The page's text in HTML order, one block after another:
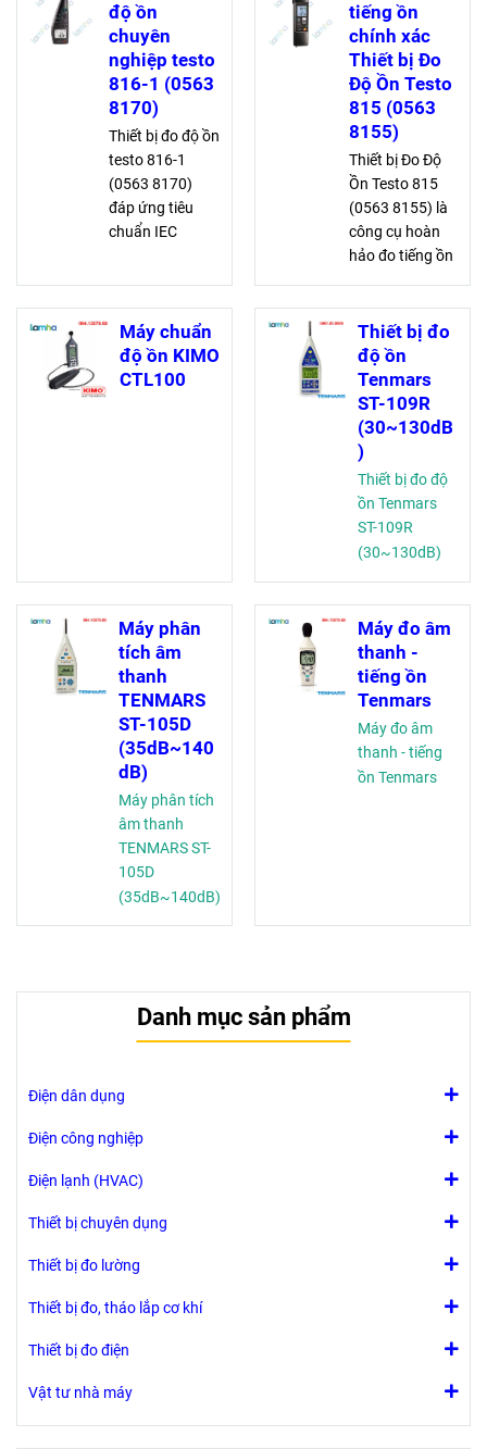
độ ồn
chuyên
nghiệp testo
816-1 (0563
8170)
Thiết bị đo độ ồn
testo 816-1
(0563 8170)
đáp ứng tiêu
chuẩn IEC
kiểm tra ô nhiễm
tiếng ồn với bộ
nhớ đến 31.000
giá trị đo, tích
tiếng ồn
chính xác
Thiết bị Đo
Độ Ồn Testo
815 (0563
8155)
Thiết bị Đo Độ
Ồn Testo 815
(0563 8155) là
công cụ hoàn
hảo đo tiếng ồn
nghiệp, sự kiện,
điều hòa không
khí. Độ chính
xác cao, bền bỉ,
lý tưởng kiểm
soát tiếng ồn
Máy chuẩn
độ ồn KIMO
CTL100
Thiết bị đo
độ ồn
Tenmars
ST-109R
(30~130dB
)
Thiết bị đo độ
ồn Tenmars
ST-109R
(30~130dB)
Máy phân
tích âm
thanh
TENMARS
ST-105D
(35dB~140
dB)
Máy phân tích
âm thanh
TENMARS ST-
105D
(35dB~140dB)
Máy đo âm
thanh -
tiếng ồn
Tenmars
Máy đo âm
thanh - tiếng
ồn Tenmars
Danh mục sản phẩm
Điện dân dụng
Điện công nghiệp
Điện lạnh (HVAC)
Thiết bị chuyên dụng
Thiết bị đo lường
Thiết bị đo, tháo lắp cơ khí
Thiết bị đo điện
Vật tư nhà máy